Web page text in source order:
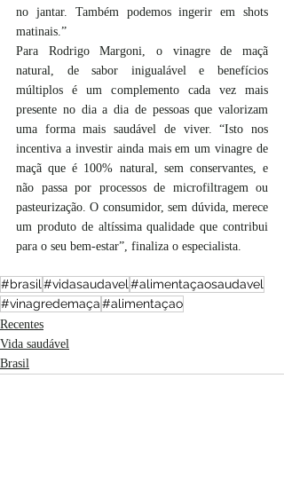
no jantar. Também podemos ingerir em shots
matinais.”
Para Rodrigo Margoni, o vinagre de maçã
natural, de sabor inigualável e benefícios
múltiplos é um complemento cada vez mais
presente no dia a dia de pessoas que valorizam
uma forma mais saudável de viver. “Isto nos
incentiva a investir ainda mais em um vinagre de
maçã que é 100% natural, sem conservantes, e
não passa por processos de microfiltragem ou
pasteurização. O consumidor, sem dúvida, merece
um produto de altíssima qualidade que contribui
para o seu bem-estar”, finaliza o especialista.
#brasil #vidasaudavel #alimentaçaosaudavel
#vinagredemaça#alimentaçao
Recentes
Vida saudável
Brasil